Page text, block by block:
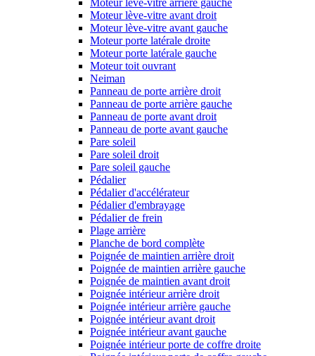
Moteur lève-vitre arrière gauche
Moteur lève-vitre avant droit
Moteur lève-vitre avant gauche
Moteur porte latérale droite
Moteur porte latérale gauche
Moteur toit ouvrant
Neiman
Panneau de porte arrière droit
Panneau de porte arrière gauche
Panneau de porte avant droit
Panneau de porte avant gauche
Pare soleil
Pare soleil droit
Pare soleil gauche
Pédalier
Pédalier d'accélérateur
Pédalier d'embrayage
Pédalier de frein
Plage arrière
Planche de bord complète
Poignée de maintien arrière droit
Poignée de maintien arrière gauche
Poignée de maintien avant droit
Poignée intérieur arrière droit
Poignée intérieur arrière gauche
Poignée intérieur avant droit
Poignée intérieur avant gauche
Poignée intérieur porte de coffre droite